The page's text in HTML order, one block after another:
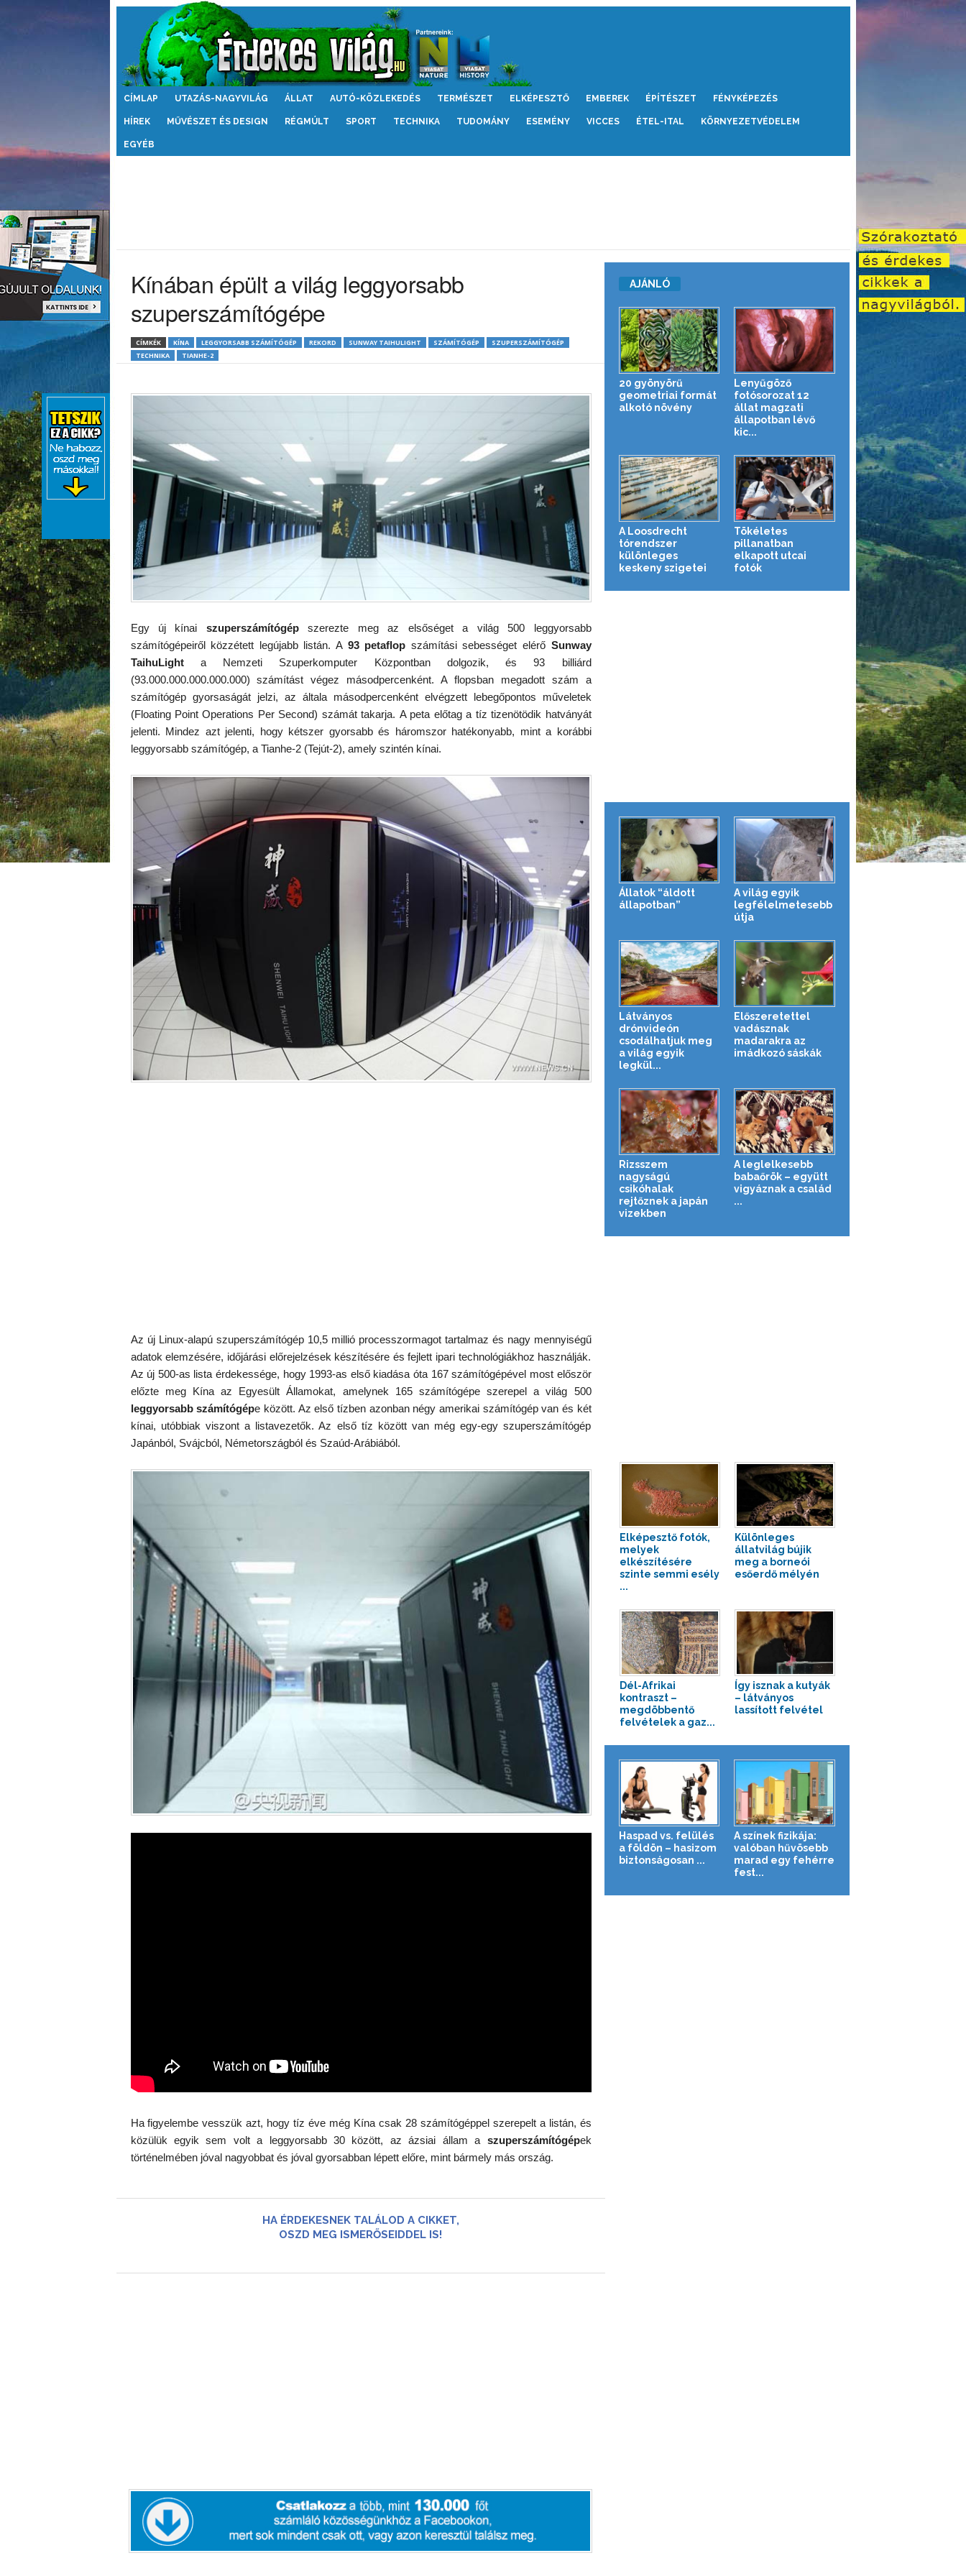
Érdekes
CÍMLAP UTAZÁS-NAGYVILÁG ÁLLAT AUTÓ-KÖZLEKEDÉS TERMÉSZET ELKÉPESZTŐ EMBEREK ÉPÍTÉSZET FÉNYKÉPEZÉS
HÍREK MŰVÉSZET ÉS DESIGN RÉGMÚLT SPORT TECHNIKA TUDOMÁNY ESEMÉNY VICCES ÉTEL-ITAL KÖRNYEZETVÉDELEM
EGYÉB
Kínában épült a világ leggyorsabb
szuperszámítógépe
CÍMKÉK KÍNA LEGGYORSABB SZÁMÍTÓGÉP REKORD SUNWAY TAIHULIGHT SZÁMÍTÓGÉP
SZUPERSZÁMÍTÓGÉP
TECHNIKA
TIANHE-2
Egy új kínai szuperszámítógépszerezte meg az elsőséget a világ 500 leggyorsabb
számítógépeiről közzétett legújabb listán. A 93 petaflop számítási sebességet elérő Sunway
TaihuLighta Nemzeti Szuperkomputer Központban dolgozik, és 93 billiárd
(93.000.000.000.000.000) számítást végez másodpercenként. A flopsban megadott szám a
számítógép gyorsaságát jelzi, az általa másodpercenként elvégzett lebegőpontos műveletek
(Floating Point Operations Per Second) számát takarja. A peta előtag a tíz tizenötödik hatványát
jelenti. Mindez azt jelenti, hogy kétszer gyorsabb és háromszor hatékonyabb, mint a korábbi
leggyorsabb számítógép, a Tianhe-2 (Tejút-2), amely szintén kínai.
Az új Linux-alapú szuperszámítógép 10,5 millió processzormagot tartalmaz és nagy mennyiségű
adatok elemzésére, időjárási előrejelzések készítésére és fejlett ipari technológiákhoz használják.
Az új 500-as lista érdekessége, hogy 1993-as első kiadása óta 167 számítógépével most először
előzte meg Kína az Egyesült Államokat, amelynek 165 számítógépe szerepel a világ 500
leggyorsabb számítógépe között. Az első tízben azonban négy amerikai számítógép van és két
kínai, utóbbiak viszont a listavezetők. Az első tíz között van még egy-egy szuperszámítógép
Japánból, Svájcból, Németországból és Szaúd-Arábiából.
Ha figyelembe vesszük azt, hogy tíz éve még Kína csak 28 számítógéppel szerepelt a listán, és
közülük egyik sem volt a leggyorsabb 30 között, az ázsiai állam a szuperszámítógépek
történelmében jóval nagyobbat és jóval gyorsabban lépett előre, mint bármely más ország.
HA ÉRDEKESNEK TALÁLOD A CIKKET,
OSZD MEG ISMERŐSEIDDEL IS!
AJÁNLÓ
20 gyönyörű
geometriai formát
alkotó növény
Lenyűgöző
fotósorozat 12
állat magzati
állapotban lévő
kic...
A Loosdrecht
tórendszer
különleges
keskeny szigetei
Tökéletes
pillanatban
elkapott utcai
fotók
Állatok “áldott
állapotban”
A világ egyik
legfélelmetesebb
útja
Látványos
drónvideón
csodálhatjuk meg
a világ egyik
legkül...
Előszeretettel
vadásznak
madarakra az
imádkozó sáskák
Rizsszem
nagyságú
csikóhalak
rejtőznek a japán
vizekben
A leglelkesebb
babaőrök – együtt
vigyáznak a család
...
Elképesztő fotók,
melyek
elkészítésére
szinte semmi esély
...
Különleges
állatvilág bújik
meg a borneói
esőerdő mélyén
Dél-Afrikai
kontraszt –
megdöbbentő
felvételek a gaz...
Így isznak a kutyák
– látványos
lassított felvétel
Haspad vs. felülés
a földön – hasizom
biztonságosan ...
A színek fizikája:
valóban hűvösebb
marad egy fehérre
fest...